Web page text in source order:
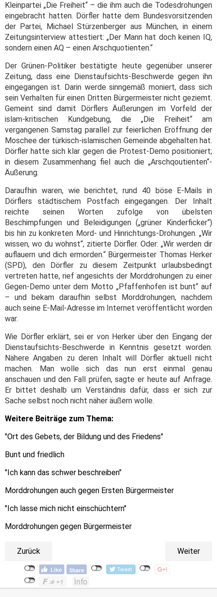
Kleinpartei „Die Freiheit“ – die ihm auch die Todesdrohungen
eingebracht hatten. Dörfler hatte dem Bundesvorsitzenden
der Partei, Michael Stürzenberger aus München, in einem
Zeitungsinterview attestiert: „Der Mann hat doch keinen IQ,
sondern einen AQ – einen Arschquotienten.“
Der Grünen-Politiker bestätigte heute gegenüber unserer
Zeitung, dass eine Dienstaufsichts-Beschwerde gegen ihn
eingegangen ist. Darin werde sinngemäß moniert, dass sich
sein Verhalten für einen Dritten Bürgermeister nicht geziemt.
Gemeint sind damit Dörflers Äußerungen im Vorfeld der
islam-kritischen Kundgebung, die „Die Freiheit“ am
vergangenen Samstag parallel zur feierlichen Eröffnung der
Moschee der türkisch-islamischen Gemeinde abgehalten hat.
Dörfler hatte sich klar gegen die Protest-Demo positioniert;
in diesem Zusammenhang fiel auch die „Arschqoutienten“-
Äußerung.
Daraufhin waren, wie berichtet, rund 40 böse E-Mails in
Dörflers städtischem Postfach eingegangen. Der Inhalt
reichte seinen Worten zufolge von übelsten
Beschimpfungen und Beleidigungen („grüner Kinderficker“)
bis hin zu konkreten Mord- und Hinrichtungs-Drohungen. „Wir
wissen, wo du wohnst“, zitierte Dörfler. Oder: „Wir werden dir
auflauern und dich ermorden.“ Bürgermeister Thomas Herker
(SPD), den Dörfler zu diesem Zeitpunkt urlaubsbedingt
vertreten hatte, rief angesichts der Morddrohungen zu einer
Gegen-Demo unter dem Motto „Pfaffenhofen ist bunt“ auf
– und bekam daraufhin selbst Morddrohungen, nachdem
auch seine E-Mail-Adresse im Internet veröffentlicht worden
war.
Wie Dörfler erklärt, sei er von Herker über den Eingang der
Dienstaufsichts-Beschwerde in Kenntnis gesetzt worden.
Nähere Angaben zu deren Inhalt will Dörfler aktuell nicht
machen. Man wolle sich das nun erst einmal genau
anschauen und den Fall prüfen, sagte er heute auf Anfrage.
Er bittet deshalb um Verständnis dafür, dass er sich zur
Sache selbst noch nicht näher äußern wolle.
Weitere Beiträge zum Thema:
"Ort des Gebets, der Bildung und des Friedens"
Bunt und friedlich
"Ich kann das schwer beschreiben"
Morddrohungen auch gegen Ersten Bürgermeister
"Ich lasse mich nicht einschüchtern"
Morddrohungen gegen Bürgermeister
Zurück Weiter